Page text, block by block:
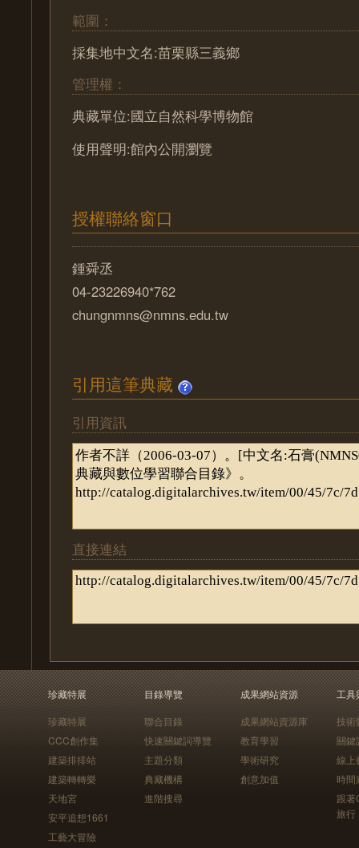
範圍：
採集地中文名:苗栗縣三義鄉
管理權：
典藏單位:國立自然科學博物館
使用聲明:館內公開瀏覽
授權聯絡窗口
鍾舜丞
04-23226940*762
chungnmns@nmns.edu.tw
引用這筆典藏
引用資訊
直接連結
珍藏特展
珍藏特展
CCC創作集
建築排排站
建築轉轉樂
天地宮
安平追想1661
工藝大冒險
目錄導覽
聯合目錄
快速關鍵詞導覽
主題分類
典藏機構
進階搜尋
成果網站資源
成果網站資源庫
教育學習
學術研究
創意加值
工具
技術
關鍵
線上
時間
跟
旅行